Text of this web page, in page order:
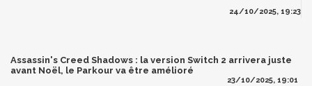
24/10/2025, 19:23
Assassin's Creed Shadows : la version Switch 2 arrivera juste
avant Noël, le Parkour va être amélioré
23/10/2025, 19:01